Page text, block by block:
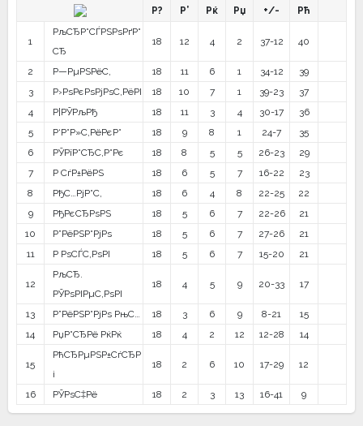
Р? Р’ Рќ Рџ +/- Рћ
1
РљСЂР°СЃРЅРѕРґР°
СЂ
18 12 4 2 37-12 40
2 Р—РµРЅРёС‚ 18 11 6 1 34-12
39
3
Р›РѕРєРѕРјРѕС‚РёРІ 18 10 7 1 39-23
37
4
Р¦РЎРљРђ 18 11 3 4 30-17
36
5
Р‘Р°Р»С‚РёРєР° 18 9 8 1 24-7
35
6
РЎРїР°СЂС‚Р°Рє 18 8 5 5 26-23
29
7
Р СѓР±РёРЅ 18 6 5 7 16-22
23
8
РђС…РјР°С‚ 18 6 4 8 22-25
22
9
РђРєСЂРѕРЅ 18 5 6 7 22-26
21
10
Р”РёРЅР°РјРѕ 18 5 6 7 27-26
21
11
Р РѕСЃС‚РѕРІ 18 5 6 7 15-20 21
12
РљСЂ.
РЎРѕРІРµС‚РѕРІ
18 4 5 9 20-33 17
13 Р”РёРЅР°РјРѕ РњС… 18 3 6 9 8-21
15
14
РџР°СЂРё РќРќ 18 4 2 12 12-28 14
15
РћСЂРµРЅР±СѓСЂР
і
18 2 6 10 17-29 12
16 РЎРѕС‡Рё 18 2 3 13 16-41 9